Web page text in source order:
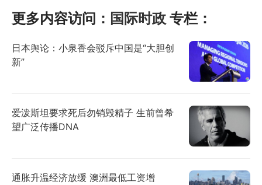
更多内容访问： 国际时政 专栏：
日本舆论：小泉香会驳斥中国是“大胆创
新”
爱泼斯坦要求死后勿销毁精子 生前曾希
望广泛传播DNA
通胀升温经济放缓 澳洲最低工资增